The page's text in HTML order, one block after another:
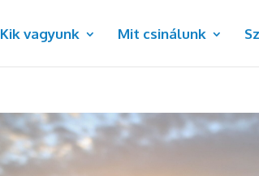
Kik vagyunk Mit csinálunk